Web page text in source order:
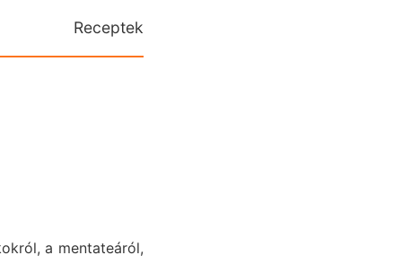
Receptek
a mentateáról,